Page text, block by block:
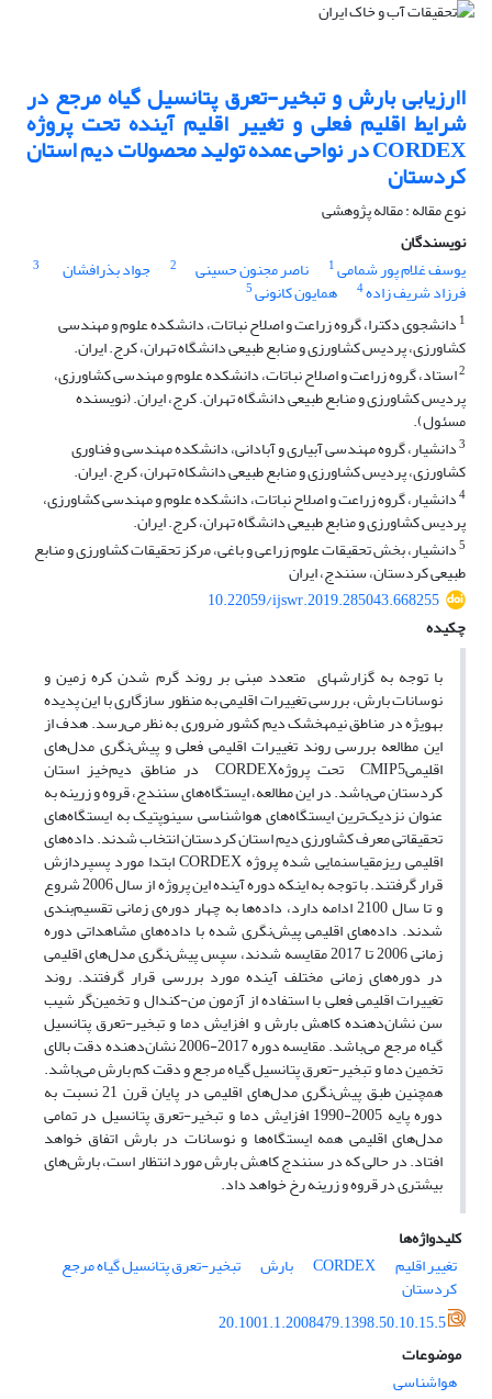
اارزیابی بارش و تبخیر-تعرق پتانسیل گیاه مرجع در
شرایط اقلیم فعلی و تغییر اقلیم آینده تحت پروژه
CORDEX در نواحی عمده تولید محصولات دیم استان
کردستان
نوع مقاله : مقاله پژوهشی
نویسندگان
یوسف غلام پور شمامی1 ناصر مجنون حسینی 2 جواد بذرافشان 3
فرزاد شریف زاده4 همایون کانونی5
1 دانشجوی دکترا، گروه زراعت و اصلاح نباتات، دانشکده علوم و مهندسی
کشاورزی، پردیس کشاورزی و منابع طبیعی دانشگاه تهران، کرج. ایران.
2استاد، گروه زراعت و اصلاح نباتات، دانشکده علوم و مهندسی کشاورزی،
پردیس کشاورزی و منابع طبیعی دانشگاه تهران. کرج، ایران. (نویسنده
مسئول).
3دانشیار، گروه مهندسی آبیاری و آبادانی، دانشکده مهندسی و فناوری
کشاورزی، پردیس کشاورزی و منابع طبیعی دانشکاه تهران، کرج. ایران.
4دانشیار، گروه زراعت و اصلاح نباتات، دانشکده علوم و مهندسی کشاورزی،
پردیس کشاورزی و منابع طبیعی دانشگاه تهران، کرج. ایران.
5دانشیار، بخش تحقیقات علوم زراعی و باغی، مرکز تحقیقات کشاورزی و منابع
طبیعی کردستان، سنندج، ایران
10.22059/ijswr.2019.285043.668255
چکیده
با توجه به گزارشهای متعدد مبنی بر روند گرم شدن کره زمین و
نوسانات بارش، بررسی تغییرات اقلیمی به منظور سازگاری با این پدیده
به­ویژه در مناطق نیمه­خشک دیم کشور ضروری به نظر می‌رسد. هدف از
این مطالعه بررسی روند تغییرات اقلیمی فعلی و پیش‌نگری مدل‌های
اقلیمیCMIP5 تحت پروژهCORDEX در مناطق دیم‌خیز استان
کردستان می‌باشد. در این مطالعه، ایستگاه‌های سنندج، قروه و زرینه به
عنوان نزدیک‌ترین ایستگاه‌های هواشناسی سینوپتیک به ایستگاه‌های
تحقیقاتی معرف کشاورزی دیم استان کردستان انتخاب شدند. داده‌های
اقلیمی ریزمقیاس­نمایی شده پروژه CORDEX ابتدا مورد پس­پردازش
قرار گرفتند. با توجه به اینکه دوره آینده این پروژه از سال 2006 شروع
و تا سال 2100 ادامه دارد، داده‌ها به چهار دوره‌ی زمانی تقسیم‌بندی
شدند. داده‌های اقلیمی پیش‌نگری شده با داده‌های مشاهداتی دوره
زمانی 2006 تا 2017 مقایسه شدند، سپس پیش‌نگری مدل‌های اقلیمی
در دوره‌های زمانی مختلف آینده مورد بررسی قرار گرفتند. روند
تغییرات اقلیمی فعلی با استفاده از آزمون من‌-کندال و تخمین‌گر شیب
سن نشان‌دهنده کاهش بارش و افزایش دما و تبخیر-تعرق پتانسیل
گیاه مرجع می‌باشد. مقایسه دوره 2017-2006 نشان‌دهنده دقت بالای
تخمین دما و تبخیر-تعرق پتانسیل گیاه مرجع و دقت کم بارش می‌باشد.
همچنین طبق پیش‌نگری مدل‌های اقلیمی در پایان قرن 21 نسبت به
دوره پایه 2005-1990 افزایش دما و تبخیر-تعرق پتانسیل در تمامی
مدل‌های اقلیمی همه ایستگاه‌‌ها و نوسانات در بارش اتفاق خواهد
افتاد. در حالی که در سنندج کاهش بارش مورد انتظار است، بارش‌های
بیشتری در قروه و زرینه رخ خواهد داد.
کلیدواژه‌ها
تغییر اقلیم
CORDEX بارش تبخیر-تعرق پتانسیل گیاه مرجع
کردستان
20.1001.1.2008479.1398.50.10.15.5
موضوعات
هواشناسی